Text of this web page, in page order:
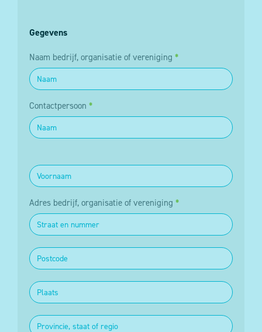
Gegevens
Naam bedrijf, organisatie of vereniging *
Contactpersoon *
Adres bedrijf, organisatie of vereniging *